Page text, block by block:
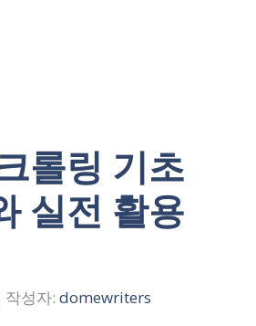
롤링 기초
실전 활용
작성자: domewriters